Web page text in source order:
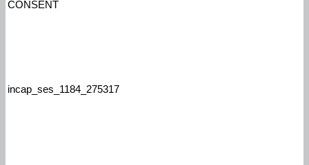
CONSENT
incap_ses_1184_275317